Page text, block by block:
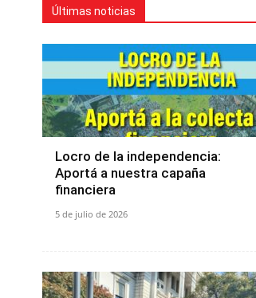
Últimas noticias
Locro de la independencia:
Aportá a nuestra capaña
financiera
5 de julio de 2026